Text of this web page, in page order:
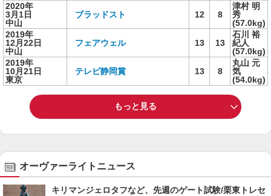
2020年
3月1日
中山
ブラッドスト 12 8
津村 明
秀
(57.0kg)
2019年
12月22日
中山
フェアウェル 13 13
石川 裕
紀人
(57.0kg)
2019年
10月21日
東京
テレビ静岡賞 13 8
丸山 元
気
(54.0kg)
もっと見る
オーヴァーライトニュース
キリマンジェロタフなど、先週のゲート試験/栗東トレセ